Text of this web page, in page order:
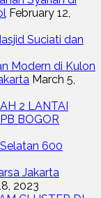
February 12,
Suciati dan
Modern di Kulon
March 5,
2 LANTAI
BOGOR
600
Jakarta
2023